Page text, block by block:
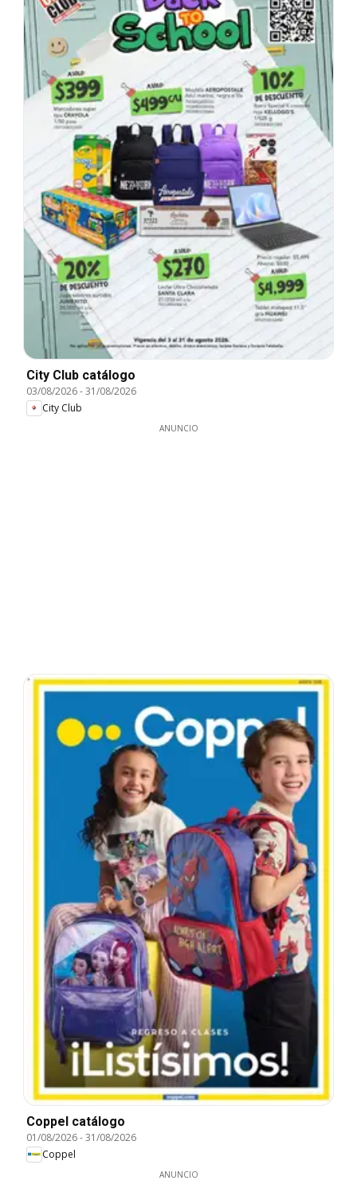
City Club catálogo
03/08/2026-31/08/2026
City Club
ANUNCIO
Coppel catálogo
01/08/2026-31/08/2026
Coppel
ANUNCIO